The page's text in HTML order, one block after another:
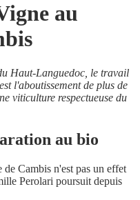
au
Haut-Languedoc, le travail
l'aboutissement de plus de
viticulture respectueuse du
au bio
Cambis n'est pas un effet
Perolari poursuit depuis